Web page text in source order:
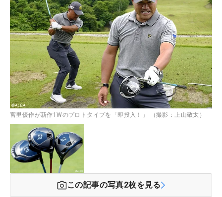
宮里優作が新作1Wのプロトタイプを「即投入！」 （撮影：上山敬太）
この記事の写真2枚を見る